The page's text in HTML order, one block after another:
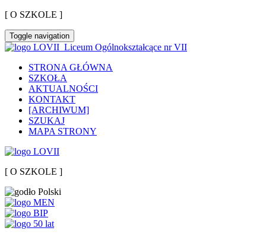
[ O SZKOLE ]
Toggle navigation
Liceum Ogólnokształcące nr VII
STRONA GŁÓWNA
SZKOŁA
AKTUALNOŚCI
KONTAKT
[ARCHIWUM]
SZUKAJ
MAPA STRONY
[ O SZKOLE ]